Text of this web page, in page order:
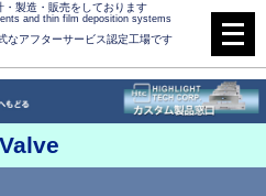
製造・販売をしております
and thin film deposition systems
なアフターサービス認定工場です
メ
ニ
ュ
ー
を
開
く